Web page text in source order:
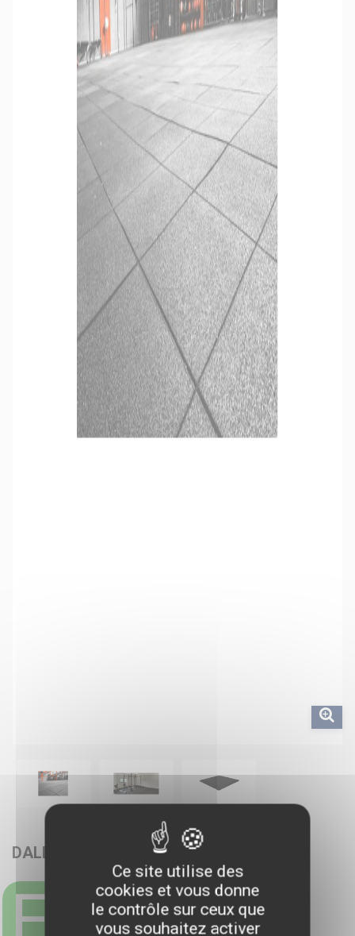
DALLES 1MX1MX2,5CM
Ce site utilise des
cookies et vous donne
le contrôle sur ceux que
vous souhaitez activer